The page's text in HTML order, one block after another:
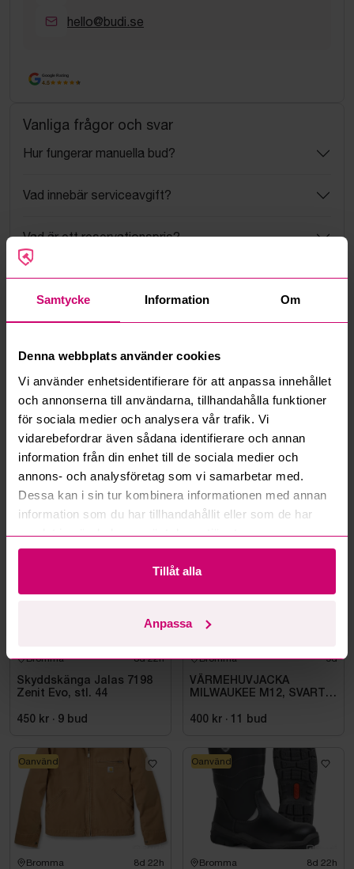
Samtycke Information Om
Denna webbplats använder cookies
Vi använder enhetsidentifierare för att anpassa innehållet
och annonserna till användarna, tillhandahålla funktioner
för sociala medier och analysera vår trafik. Vi
vidarebefordrar även sådana identifierare och annan
information från din enhet till de sociala medier och
annons- och analysföretag som vi samarbetar med.
Dessa kan i sin tur kombinera informationen med annan
information som du har tillhandahållit eller som de har
samlat in när du har använt deras tjänster.
Tillåt alla
Anpassa
hello@budi.se
Google Rating
4.5
Vanliga frågor och svar
Hur fungerar manuella bud?
Vad innebär serviceavgift?
Vad är ett reservationspris?
Hur fungerar maxbud?
Hur fungerar budmotorn?
Kan jag ångra ett bud?
Kan ni frakta mina vunna objekt?
Läs fler frågor och svar
Mer från samma kategori
Bromma 8d 22h
Skyddskänga Jalas 7198
Zenit Evo, stl. 44
450 kr · 9 bud
Bromma 9d
VÄRMEHUVJACKA
MILWAUKEE M12, SVART
400 kr · 11 bud
Bromma 8d 22h
Oanvänd
Bromma 8d 22h
Oanvänd